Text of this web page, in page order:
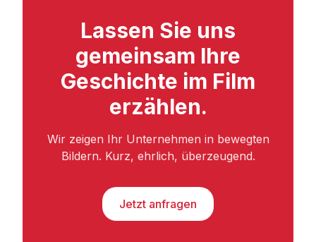
Lassen Sie uns
gemeinsam Ihre
Geschichte im Film
erzählen.
Wir zeigen Ihr Unternehmen in bewegten
Bildern. Kurz, ehrlich, überzeugend.
Jetzt anfragen